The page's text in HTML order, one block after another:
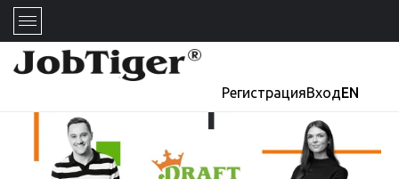
РегистрацияВходEN